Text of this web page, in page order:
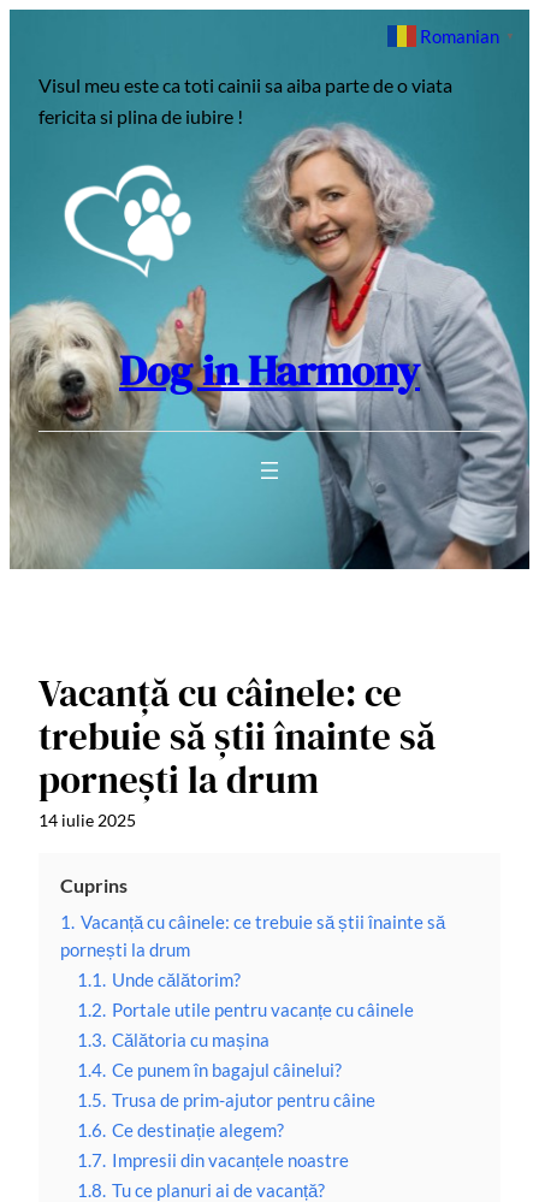
conținut
Visul meu este ca toti cainii sa aiba parte de o viata
fericita si plina de iubire !
Dog in Harmony
Vacanță cu câinele: ce
trebuie să știi înainte să
pornești la drum
14 iulie 2025
Cuprins
1. Vacanță cu câinele: ce trebuie să știi înainte să
pornești la drum
1.1. Unde călătorim?
1.2. Portale utile pentru vacanțe cu câinele
1.3. Călătoria cu mașina
1.4. Ce punem în bagajul câinelui?
1.5. Trusa de prim-ajutor pentru câine
1.6. Ce destinație alegem?
1.7. Impresii din vacanțele noastre
1.8. Tu ce planuri ai de vacanță?
Romanian ▼